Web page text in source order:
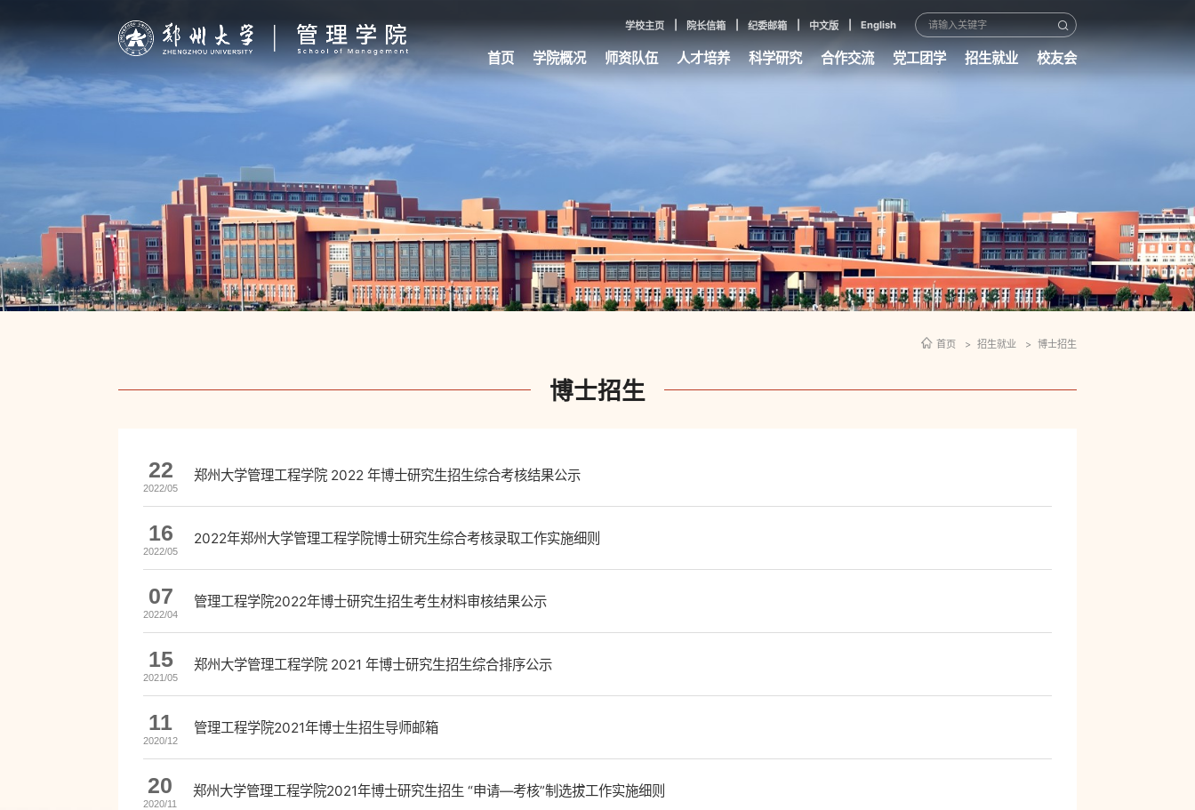
学校主页 院长信箱 纪委邮箱 中文版 English
首页 学院概况 师资队伍 人才培养 科学研究 合作交流 党工团学 招生就业 校友会
首页 招生就业 博士招生
博士招生
22
2022/05
郑州大学管理工程学院 2022 年博士研究生招生综合考核结果公示
16
2022/05
2022年郑州大学管理工程学院博士研究生综合考核录取工作实施细则
07
2022/04
管理工程学院2022年博士研究生招生考生材料审核结果公示
15
2021/05
郑州大学管理工程学院 2021 年博士研究生招生综合排序公示
11
2020/12
管理工程学院2021年博士生招生导师邮箱
20
2020/11
郑州大学管理工程学院2021年博士研究生招生 “申请—考核”制选拔工作实施细则